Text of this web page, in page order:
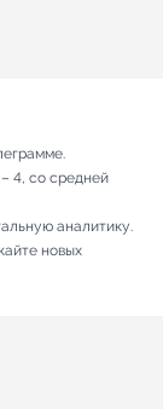
4, со средней
аналитику.
новых